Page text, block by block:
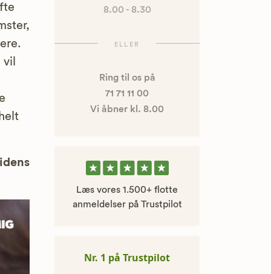
8.00 - 8.30
ELLER
Ring til os på
71 71 11 00
Vi åbner kl. 8.00
Læs vores 1.500+ flotte
anmeldelser på Trustpilot
Nr. 1 på Trustpilot